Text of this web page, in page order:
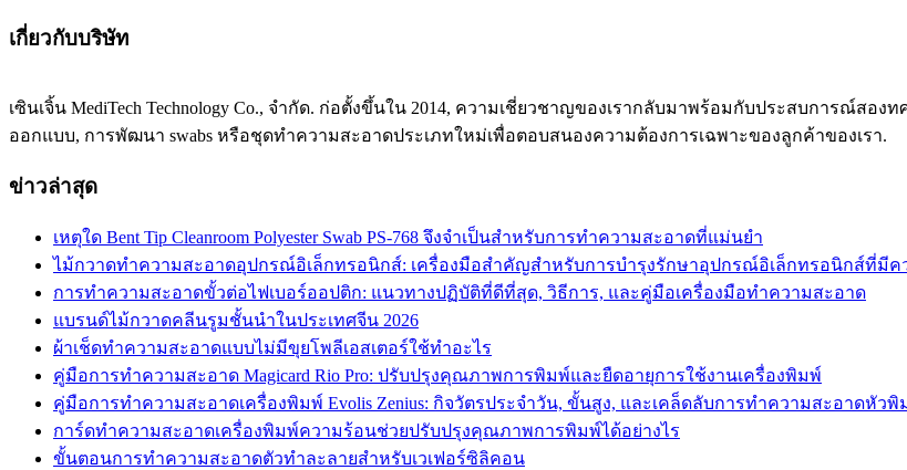
เกี่ยวกับบริษัท
เซินเจิ้น MediTech Technology Co., จำกัด. ก่อตั้งขึ้นใน 2014, ความเชี่ยวชาญของเรากลับมาพร้อมกับประสบการณ์สอ
ออกแบบ, การพัฒนา swabs หรือชุดทำความสะอาดประเภทใหม่เพื่อตอบสนองความต้องการเฉพาะของลูกค้าของเรา.
ข่าวล่าสุด
เหตุใด Bent Tip Cleanroom Polyester Swab PS-768 จึงจำเป็นสำหรับการทำความสะอาดที่แม่นยำ
ไม้กวาดทำความสะอาดอุปกรณ์อิเล็กทรอนิกส์: เครื่องมือสำคัญสำหรับการบำรุงรักษาอุปกรณ์อิเล็กทรอนิกส์ที่มีค
การทำความสะอาดขั้วต่อไฟเบอร์ออปติก: แนวทางปฏิบัติที่ดีที่สุด, วิธีการ, และคู่มือเครื่องมือทำความสะอาด
แบรนด์ไม้กวาดคลีนรูมชั้นนำในประเทศจีน 2026
ผ้าเช็ดทำความสะอาดแบบไม่มีขุยโพลีเอสเตอร์ใช้ทำอะไร
คู่มือการทำความสะอาด Magicard Rio Pro: ปรับปรุงคุณภาพการพิมพ์และยืดอายุการใช้งานเครื่องพิมพ์
คู่มือการทำความสะอาดเครื่องพิมพ์ Evolis Zenius: กิจวัตรประจำวัน, ขั้นสูง, และเคล็ดลับการทำความสะอาดหัวพิ
การ์ดทำความสะอาดเครื่องพิมพ์ความร้อนช่วยปรับปรุงคุณภาพการพิมพ์ได้อย่างไร
ขั้นตอนการทำความสะอาดตัวทำละลายสำหรับเวเฟอร์ซิลิคอน